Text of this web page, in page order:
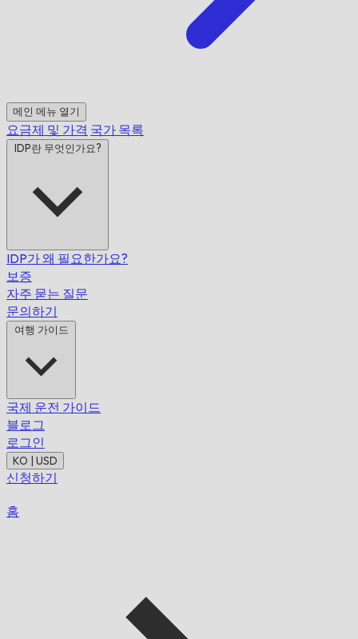
메인 메뉴 열기
요금제 및 가격 국가 목록
IDP란 무엇인가요?
IDP가 왜 필요한가요?
보증
자주 묻는 질문
문의하기
여행 가이드
국제 운전 가이드
블로그
로그인
KO | USD
신청하기
홈